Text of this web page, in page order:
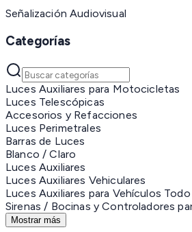
Señalización Audiovisual
Categorías
Luces Auxiliares para Motocicletas
Luces Telescópicas
Accesorios y Refacciones
Luces Perimetrales
Barras de Luces
Blanco / Claro
Luces Auxiliares
Luces Auxiliares Vehiculares
Luces Auxiliares para Vehículos
Sirenas / Bocinas y Controladores
Mostrar más